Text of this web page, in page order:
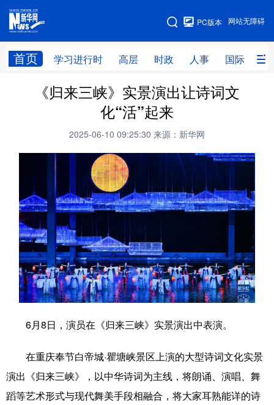
网站无障碍
PC版本
首页 学习进行时 高层 时政 人事 国际 财
网站地图
学习进行时 高层 时政 人事
财经 网评
科创
文化 书画 健康 军事
访谈 政务
法律 中央文件 金融
食品 人居 信息化 数字经济
学术中国 乡村振兴 银龄 溯源中国
城市 旅游 能源
公益 一带一路 亚太网 上市公司
文化产业
《归来三峡》实景演出让诗词文
化“活”起来
2025-06-10 09:25:30 来源：新华网
6月8日，演员在《归来三峡》实景演出中表演。
在重庆奉节白帝城·瞿塘峡景区上演的大型诗词文化实景
演出《归来三峡》，以中华诗词为主线，将朗诵、演唱、舞
蹈等艺术形式与现代舞美手段相融合，将大家耳熟能详的诗